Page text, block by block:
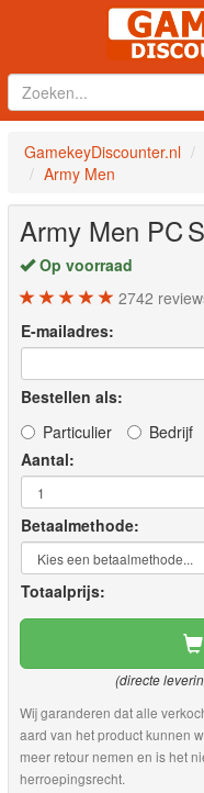
GamekeyDiscounter.nl
Army Men
Army Men PC
Op voorraad
2742
E-mailadres:
Bestellen als:
Particulier
Bedrijf
Aantal:
Betaalmethode:
Totaalprijs:
(directe
Wij garanderen dat alle
aard van het product kunnen
meer retour nemen en is het
herroepingsrecht.